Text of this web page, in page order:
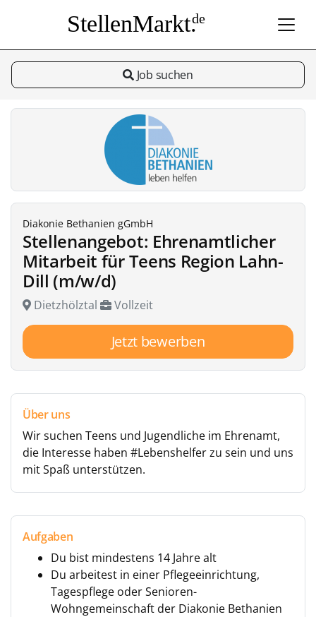
StellenMarkt.de
Job suchen
Diakonie Bethanien gGmbH
Stellenangebot: Ehrenamtlicher
Mitarbeit für Teens Region Lahn-
Dill (m/w/d)
Dietzhölztal Vollzeit
Jetzt bewerben
Über uns
Wir suchen Teens und Jugendliche im Ehrenamt,
die Interesse haben #Lebenshelfer zu sein und uns
mit Spaß unterstützen.
Aufgaben
Du bist mindestens 14 Jahre alt
Du arbeitest in einer Pflegeeinrichtung,
Tagespflege oder Senioren-
Wohngemeinschaft der Diakonie Bethanien